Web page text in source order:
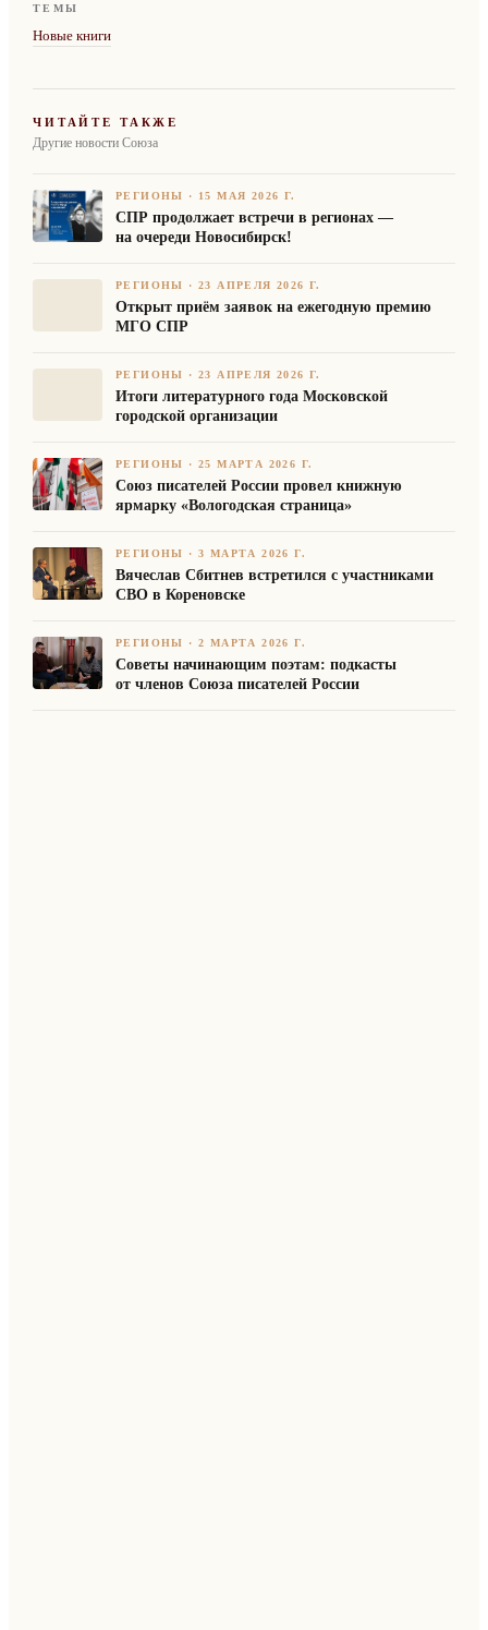
ТЕМЫ
Новые книги
ЧИТАЙТЕ ТАКЖЕ
Другие новости Союза
РЕГИОНЫ · 15 МАЯ 2026 Г.
СПР продолжает встречи в регионах —
на очереди Новосибирск!
РЕГИОНЫ ·23 АПРЕЛЯ 2026 Г.
Открыт приём заявок на ежегодную премию
МГО СПР
РЕГИОНЫ ·23 АПРЕЛЯ 2026 Г.
Итоги литературного года Московской
городской организации
РЕГИОНЫ ·25 МАРТА 2026 Г.
Союз писателей России провел книжную
ярмарку «Вологодская страница»
РЕГИОНЫ ·3 МАРТА 2026 Г.
Вячеслав Сбитнев встретился с участниками
СВО в Кореновске
РЕГИОНЫ ·2 МАРТА 2026 Г.
Советы начинающим поэтам: подкасты
от членов Союза писателей России